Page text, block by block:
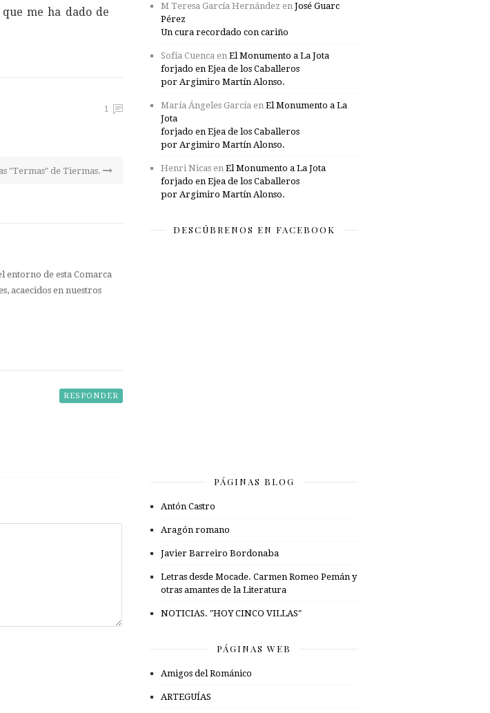
me ha dado de
1
"Termas" de Tiermas.
entorno de esta Comarca
acaecidos en nuestros
RESPONDER
M Teresa García Hernández en José Guarc
Pérez
Un cura recordado con cariño
Sofía Cuenca en El Monumento a La Jota
forjado en Ejea de los Caballeros
por Argimiro Martín Alonso.
María Ángeles García en El Monumento a La
Jota
forjado en Ejea de los Caballeros
por Argimiro Martín Alonso.
Henri Nicas en El Monumento a La Jota
forjado en Ejea de los Caballeros
por Argimiro Martín Alonso.
DESCÚBRENOS EN FACEBOOK
PÁGINAS BLOG
Antón Castro
Aragón romano
Javier Barreiro Bordonaba
Letras desde Mocade. Carmen Romeo Pemán y
otras amantes de la Literatura
NOTICIAS. "HOY CINCO VILLAS"
PÁGINAS WEB
Amigos del Románico
ARTEGUÍAS